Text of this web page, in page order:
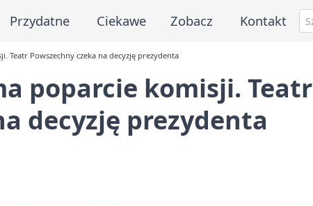
Przydatne Ciekawe Zobacz Kontakt
Teatr Powszechny czeka na decyzję prezydenta
poparcie komisji. Teatr
decyzję prezydenta